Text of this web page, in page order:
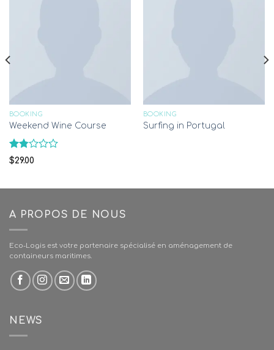
BOOKING
Weekend Wine Course
Rated
1.78
of
$29.00
BOOKING
Surfing in Portugal
A PROPOS DE NOUS
Eco-Logis est votre partenaire spécialisé en aménagement de
containeurs maritimes.
NEWS